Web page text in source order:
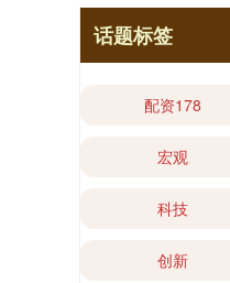
话题标签
配资178
宏观
科技
创新